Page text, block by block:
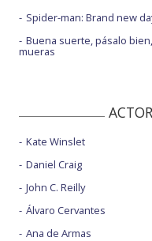
Spider-man: Brand new
Buena suerte, pásalo
mueras
Kate Winslet
Daniel Craig
John C. Reilly
Álvaro Cervantes
Ana de Armas